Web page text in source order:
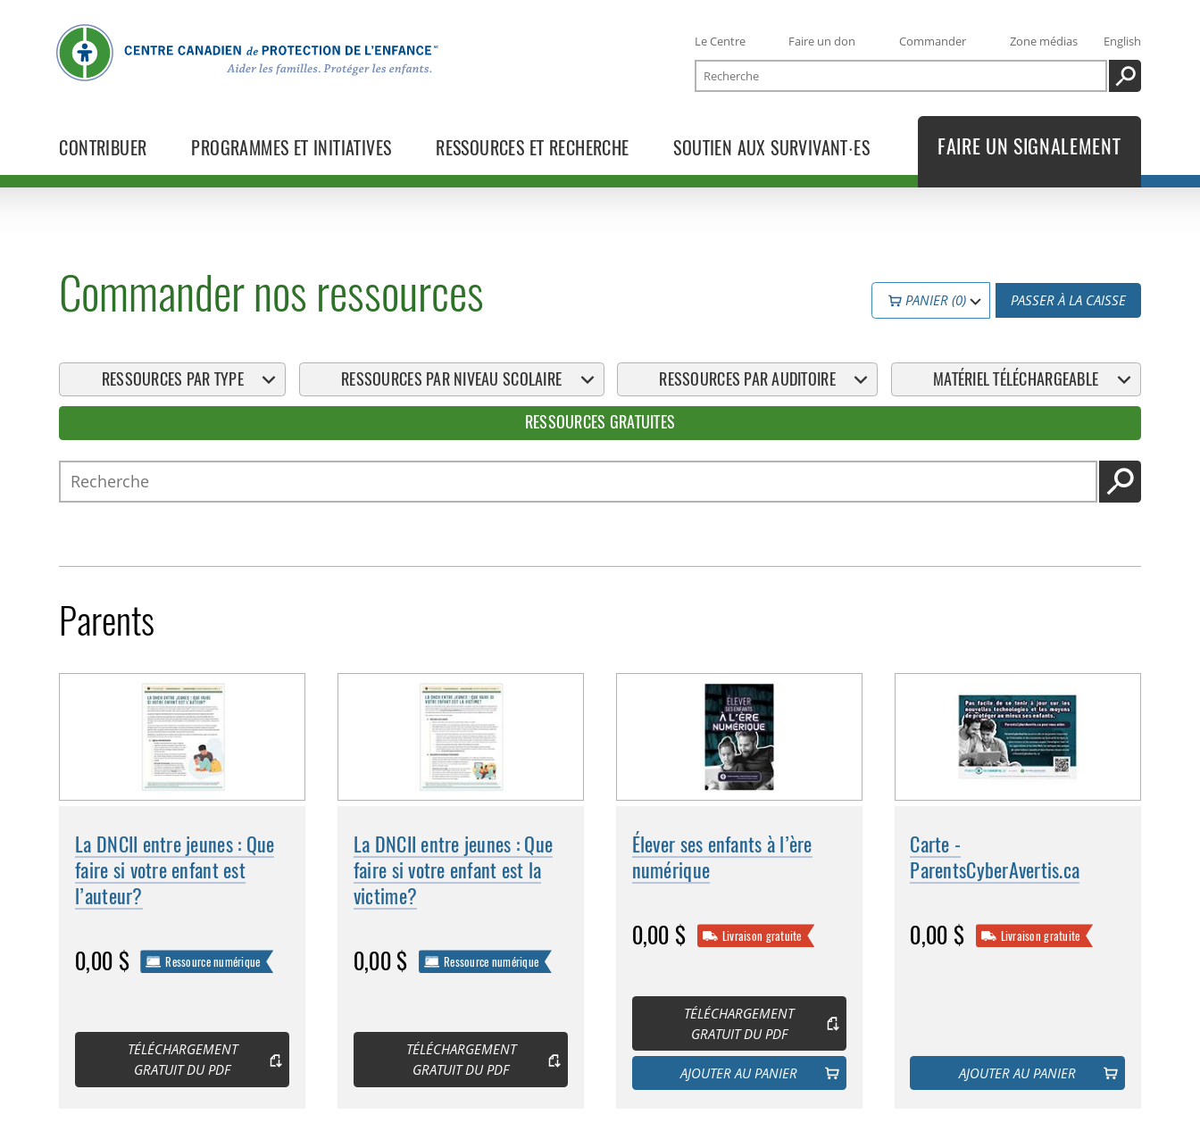
CONTRIBUER PROGRAMMES ET INITIATIVES RESSOURCES ET RECHERCHE SOUTIEN AUX SURVIVANT·ES
Le Centre Faire un don Commander Zone médias
English
Recherche
RECHERCHE
FAIRE UN SIGNALEMENT
Commander nos ressources PANIER (0) PASSER À LA CAISSE
RESSOURCES PAR TYPE RESSOURCES PAR NIVEAU SCOLAIRE RESSOURCES PAR AUDITOIRE MATÉRIEL TÉLÉCHARGEABLE
RESSOURCES GRATUITES
Recherche
LANCER
Parents
La DNCII entre jeunes : Que
faire si votre enfant est
l’auteur?
0,00 $ Ressource numérique
TÉLÉCHARGEMENT
GRATUIT DU PDF
La DNCII entre jeunes : Que
faire si votre enfant est la
victime?
0,00 $ Ressource numérique
TÉLÉCHARGEMENT
GRATUIT DU PDF
Élever ses enfants à l’ère
numérique
0,00 $ Livraison gratuite
TÉLÉCHARGEMENT
GRATUIT DU PDF
AJOUTER AU PANIER
Carte -
ParentsCyberAvertis.ca
0,00 $ Livraison gratuite
AJOUTER AU PANIER